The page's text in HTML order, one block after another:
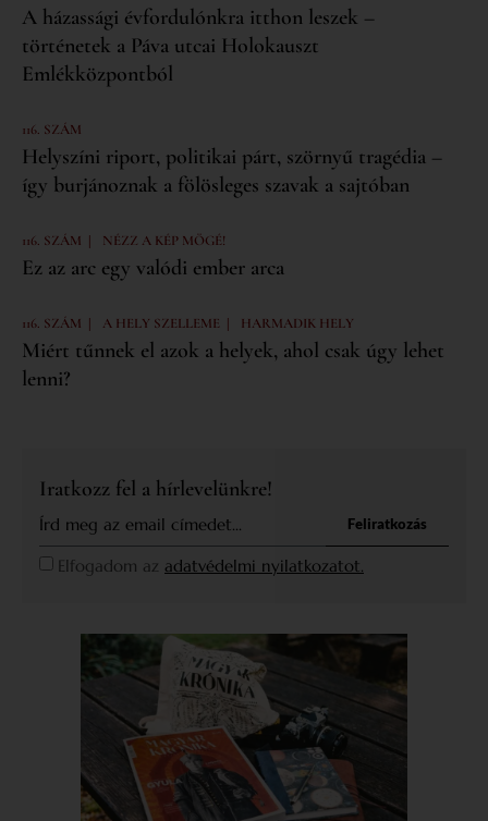
A házassági évfordulónkra itthon leszek –
történetek a Páva utcai Holokauszt
Emlékközpontból
116. SZÁM
Helyszíni riport, politikai párt, szörnyű tragédia –
így burjánoznak a fölösleges szavak a sajtóban
116. SZÁM | NÉZZ A KÉP MÖGÉ!
Ez az arc egy valódi ember arca
116. SZÁM | A HELY SZELLEME | HARMADIK HELY
Miért tűnnek el azok a helyek, ahol csak úgy lehet
lenni?
Iratkozz fel a hírlevelünkre!
Elfogadom az adatvédelmi nyilatkozatot.
Feliratkozás